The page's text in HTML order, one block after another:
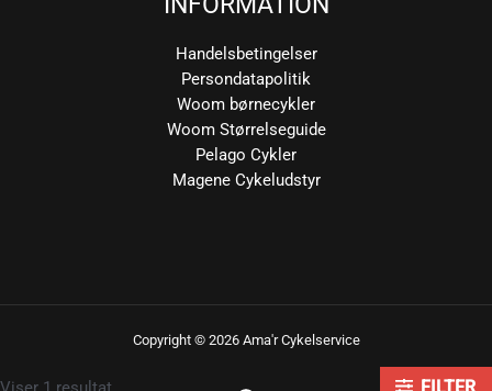
Handelsbetingelser
Persondatapolitik
Woom børnecykler
Woom Størrelseguide
Pelago Cykler
Magene Cykeludstyr
Copyright © 2026 Ama'r Cykelservice